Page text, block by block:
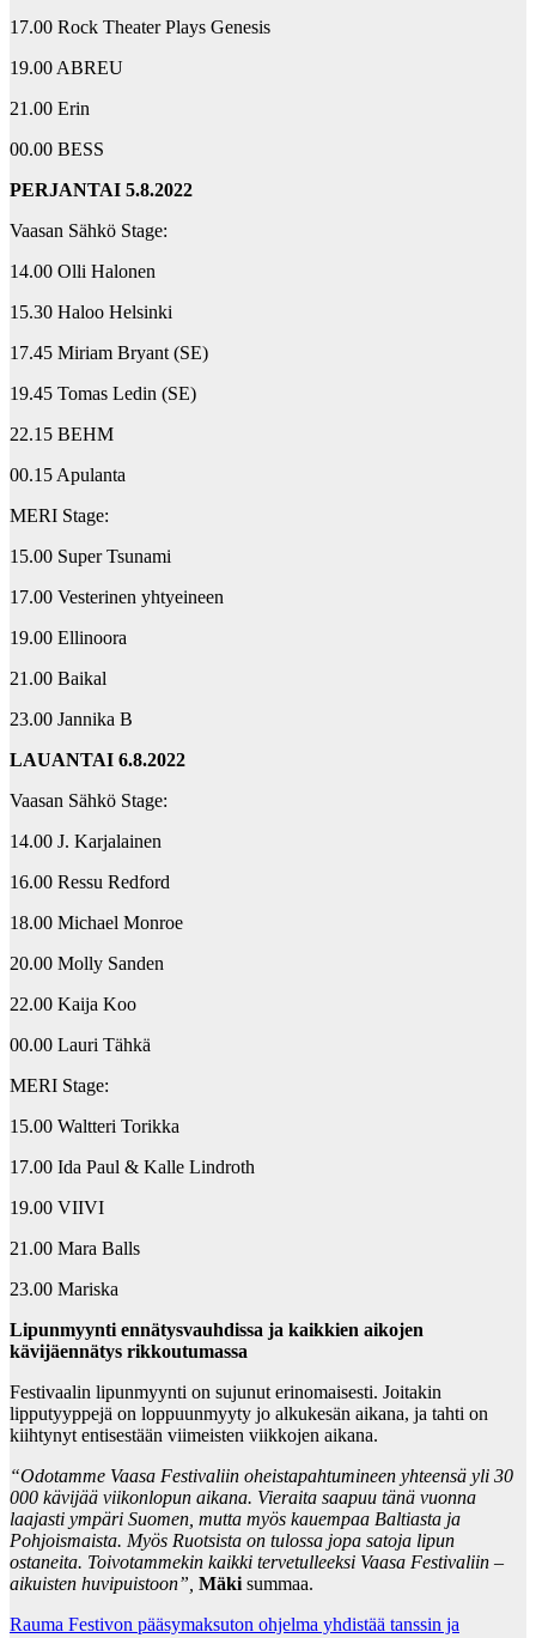
17.00 Rock Theater Plays Genesis
19.00 ABREU
21.00 Erin
00.00 BESS
PERJANTAI 5.8.2022
Vaasan Sähkö Stage:
14.00 Olli Halonen
15.30 Haloo Helsinki
17.45 Miriam Bryant (SE)
19.45 Tomas Ledin (SE)
22.15 BEHM
00.15 Apulanta
MERI Stage:
15.00 Super Tsunami
17.00 Vesterinen yhtyeineen
19.00 Ellinoora
21.00 Baikal
23.00 Jannika B
LAUANTAI 6.8.2022
Vaasan Sähkö Stage:
14.00 J. Karjalainen
16.00 Ressu Redford
18.00 Michael Monroe
20.00 Molly Sanden
22.00 Kaija Koo
00.00 Lauri Tähkä
MERI Stage:
15.00 Waltteri Torikka
17.00 Ida Paul & Kalle Lindroth
19.00 VIIVI
21.00 Mara Balls
23.00 Mariska
Lipunmyynti ennätysvauhdissa ja kaikkien aikojen
kävijäennätys rikkoutumassa
Festivaalin lipunmyynti on sujunut erinomaisesti. Joitakin
lipputyyppejä on loppuunmyyty jo alkukesän aikana, ja tahti on
kiihtynyt entisestään viimeisten viikkojen aikana.
“Odotamme Vaasa Festivaliin oheistapahtumineen yhteensä yli 30
000 kävijää viikonlopun aikana. Vieraita saapuu tänä vuonna
laajasti ympäri Suomen, mutta myös kauempaa Baltiasta ja
Pohjoismaista. Myös Ruotsista on tulossa jopa satoja lipun
ostaneita. Toivotammekin kaikki tervetulleeksi Vaasa Festivaliin –
aikuisten huvipuistoon”, Mäkisummaa.
Post
Rauma Festivon pääsymaksuton ohjelma yhdistää tanssin ja